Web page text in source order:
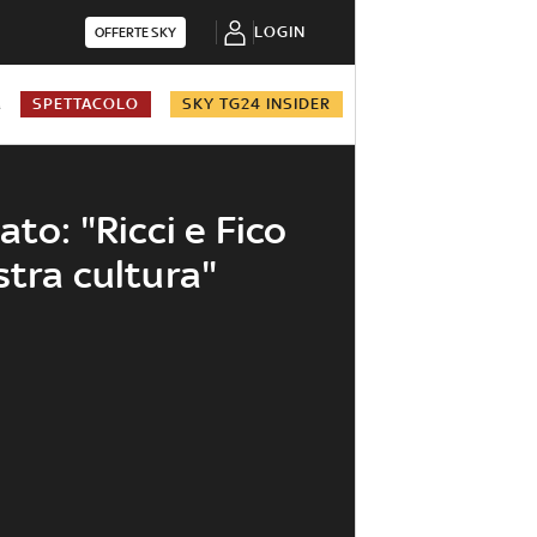
OFFERTE SKY LOGIN
SPETTACOLO SKY TG24 INSIDER
"Ricci e Fico
cultura"